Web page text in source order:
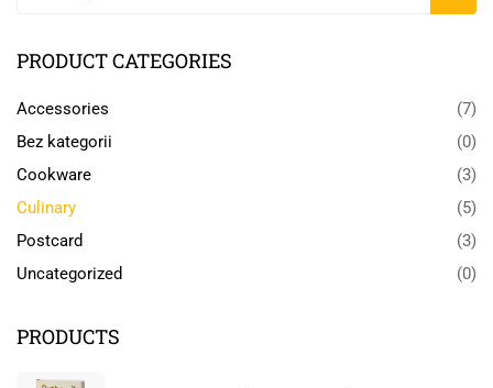
PRODUCT CATEGORIES
Accessories
(7)
Bez kategorii
(0)
Cookware
(3)
Culinary
(5)
Postcard
(3)
Uncategorized
(0)
PRODUCTS